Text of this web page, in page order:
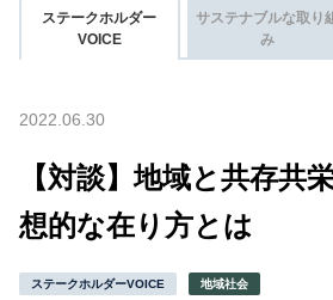
ステークホルダー
VOICE
サステナブルな取り
み
2022.06.30
【対談】地域と共存共
想的な在り方とは
ステークホルダーVOICE 地域社会